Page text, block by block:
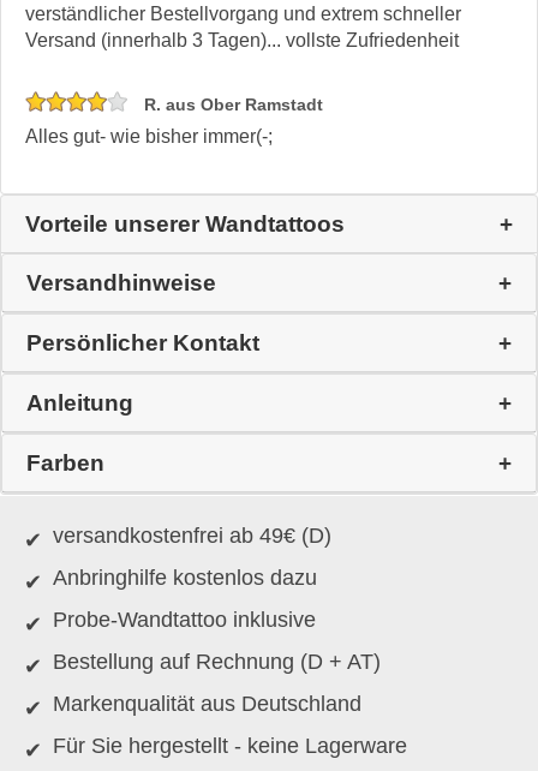
verständlicher Bestellvorgang und extrem schneller
Versand (innerhalb 3 Tagen)... vollste Zufriedenheit
R. aus Ober Ramstadt
Alles gut- wie bisher immer(-;
Vorteile unserer Wandtattoos
Versandhinweise
Persönlicher Kontakt
Anleitung
Farben
versandkostenfrei ab 49€ (D)
Anbringhilfe kostenlos dazu
Probe-Wandtattoo inklusive
Bestellung auf Rechnung (D + AT)
Markenqualität aus Deutschland
Für Sie hergestellt - keine Lagerware